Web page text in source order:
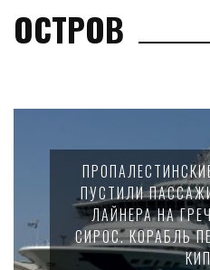
ОСТРОВ
ПУСТИЛИ
ЛАЙНЕРА НА
СИРОС. КОРАБЛЬ